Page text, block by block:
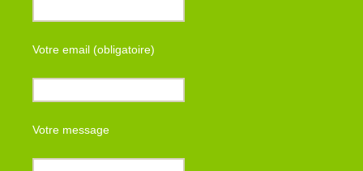
Votre email (obligatoire)
Votre message